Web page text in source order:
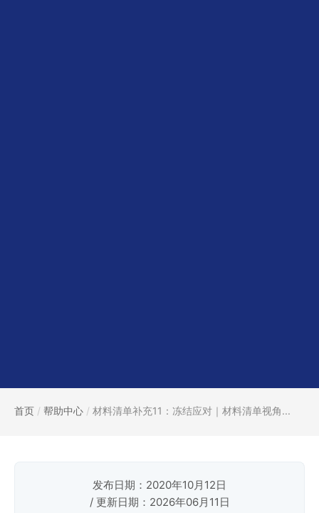
首页 / 帮助中心 / 材料清单补充11：冻结应对｜材料清单视角...
发布日期：2020年10月12日
/ 更新日期：2026年06月11日